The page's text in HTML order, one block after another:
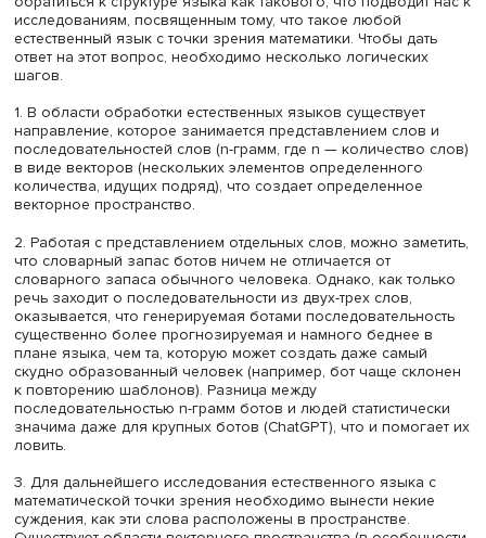
(системами искусственного интеллекта, генерирующими
на естественном языке вроде русского, китайского и
тех, что написаны людьми.
текста, написан он конкретным ботом или же
составит особого труда: необходимо всего лишь
нейросеть огромное количество подобных
текстов — и всё готово. Однако тогда никто не будет
пользоваться данным конкретным ботом, его просто
необходимо разработать такой механизм, который
отличать всех ботов от всех людей. Для этого
обратиться к структуре языка как такового, что
исследованиям, посвященным тому, что такое любой
естественный язык с точки зрения математики. Чтобы
ответ на этот вопрос, необходимо несколько
шагов.
1. В области обработки естественных языков
направление, которое занимается представлением
последовательностей слов (n-грамм, где n —
в виде векторов (нескольких элементов определенного
количества, идущих подряд), что создает определенное
векторное пространство.